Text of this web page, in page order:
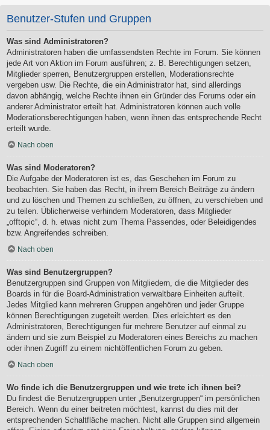
Benutzer-Stufen und Gruppen
Was sind Administratoren?
Administratoren haben die umfassendsten Rechte im Forum. Sie können
jede Art von Aktion im Forum ausführen; z. B. Berechtigungen setzen,
Mitglieder sperren, Benutzergruppen erstellen, Moderationsrechte
vergeben usw. Die Rechte, die ein Administrator hat, sind allerdings
davon abhängig, welche Rechte ihnen ein Gründer des Forums oder ein
anderer Administrator erteilt hat. Administratoren können auch volle
Moderationsberechtigungen haben, wenn ihnen das entsprechende Recht
erteilt wurde.
Nach oben
Was sind Moderatoren?
Die Aufgabe der Moderatoren ist es, das Geschehen im Forum zu
beobachten. Sie haben das Recht, in ihrem Bereich Beiträge zu ändern
und zu löschen und Themen zu schließen, zu öffnen, zu verschieben und
zu teilen. Üblicherweise verhindern Moderatoren, dass Mitglieder
„offtopic“, d. h. etwas nicht zum Thema Passendes, oder Beleidigendes
bzw. Angreifendes schreiben.
Nach oben
Was sind Benutzergruppen?
Benutzergruppen sind Gruppen von Mitgliedern, die die Mitglieder des
Boards in für die Board-Administration verwaltbare Einheiten aufteilt.
Jedes Mitglied kann mehreren Gruppen angehören und jeder Gruppe
können Berechtigungen zugeteilt werden. Dies erleichtert es den
Administratoren, Berechtigungen für mehrere Benutzer auf einmal zu
ändern und sie zum Beispiel zu Moderatoren eines Bereichs zu machen
oder ihnen Zugriff zu einem nichtöffentlichen Forum zu geben.
Nach oben
Wo finde ich die Benutzergruppen und wie trete ich ihnen bei?
Du findest die Benutzergruppen unter „Benutzergruppen“ im persönlichen
Bereich. Wenn du einer beitreten möchtest, kannst du dies mit der
entsprechenden Schaltfläche machen. Nicht alle Gruppen sind allgemein